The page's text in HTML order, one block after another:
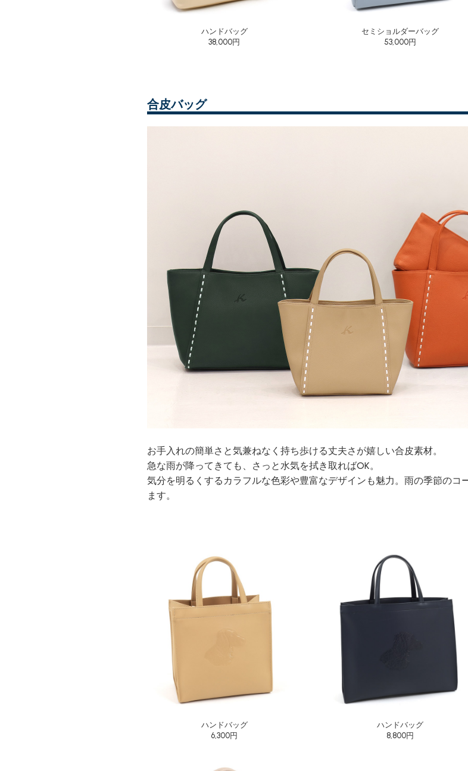
ハンドバッグ
38,000円
セミショルダーバッグ
53,000円
合皮バッグ
お手入れの簡単さと気兼ねなく持ち歩ける丈夫さが嬉しい合皮素材。
急な雨が降ってきても、さっと水気を拭き取ればOK。
気分を明るくするカラフルな色彩や豊富なデザインも魅力。雨の季節のコ
ます。
ハンドバッグ
6,300円
ハンドバッグ
8,800円